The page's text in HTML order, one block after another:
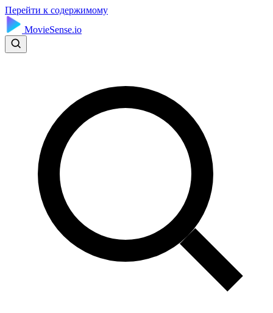
Перейти к содержимому
MovieSense.io